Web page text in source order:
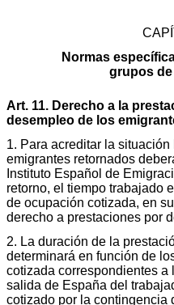
Normas
grupos
Art. 11. Derecho a la
desempleo de los
1. Para acreditar la
emigrantes retornados
Instituto Español de
retorno, el tiempo trabajado
de ocupación cotizada, en
derecho a prestaciones por
2. La duración de la
determinará en función de
cotizada correspondientes a
salida de España del
cotizado por la contingencia